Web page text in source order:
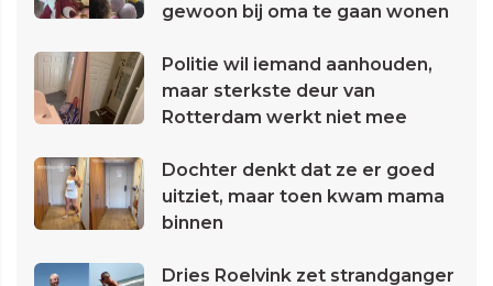
gewoon bij oma te gaan wonen
Politie wil iemand aanhouden,
maar sterkste deur van
Rotterdam werkt niet mee
Dochter denkt dat ze er goed
uitziet, maar toen kwam mama
binnen
Dries Roelvink zet strandganger